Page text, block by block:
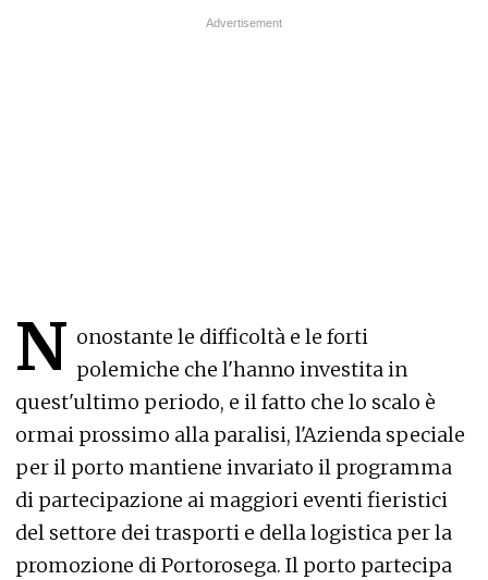
N onostante le difficoltà e le forti
polemiche che l'hanno investita in
quest'ultimo periodo, e il fatto che lo scalo è
ormai prossimo alla paralisi, l'Azienda speciale
per il porto mantiene invariato il programma
di partecipazione ai maggiori eventi fieristici
del settore dei trasporti e della logistica per la
promozione di Portorosega. Il porto partecipa